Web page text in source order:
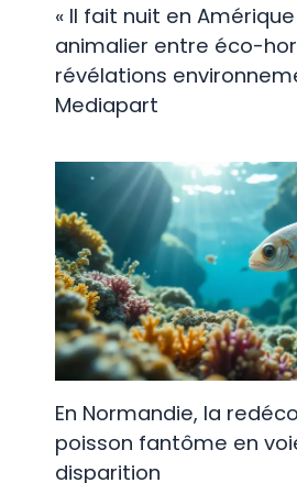
« Il fait nuit en
animalier entre éco-
révélations
Mediapart
En Normandie, la
poisson fantôme en
disparition